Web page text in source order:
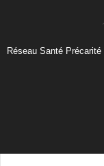
Réseau Santé